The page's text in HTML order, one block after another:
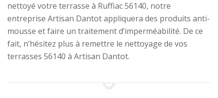
nettoyé votre terrasse à Ruffiac 56140, notre
entreprise Artisan Dantot appliquera des produits anti-
mousse et faire un traitement d’imperméabilité. De ce
fait, n’hésitez plus à remettre le nettoyage de vos
terrasses 56140 à Artisan Dantot.